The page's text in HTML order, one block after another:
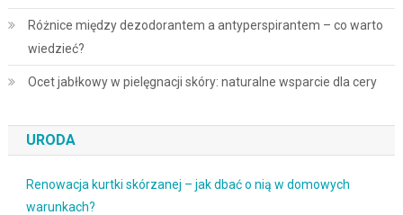
Różnice między dezodorantem a antyperspirantem – co warto
wiedzieć?
Ocet jabłkowy w pielęgnacji skóry: naturalne wsparcie dla cery
URODA
Renowacja kurtki skórzanej – jak dbać o nią w domowych
warunkach?